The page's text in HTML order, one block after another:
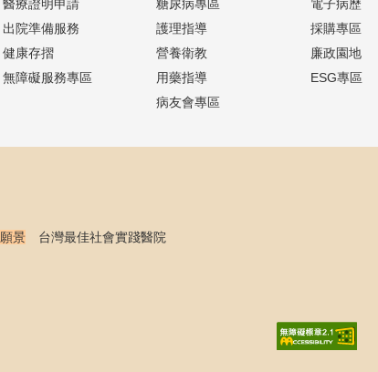
醫療證明申請
出院準備服務
健康存摺
無障礙服務專區
糖尿病專區
護理指導
營養衛教
用藥指導
病友會專區
電子病歷
採購專區
廉政園地
ESG專區
願景 台灣最佳社會實踐醫院